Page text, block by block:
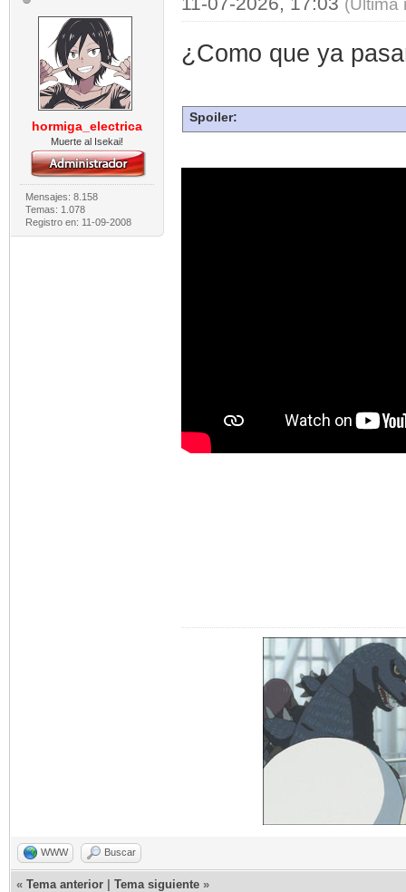
hormiga_electrica
Muerte al Isekai!
Mensajes: 8.158
Temas: 1.078
Registro en: 11-09-2008
¿Como que ya
Spoiler:
WWW Buscar
« Tema anterior Tema siguiente »